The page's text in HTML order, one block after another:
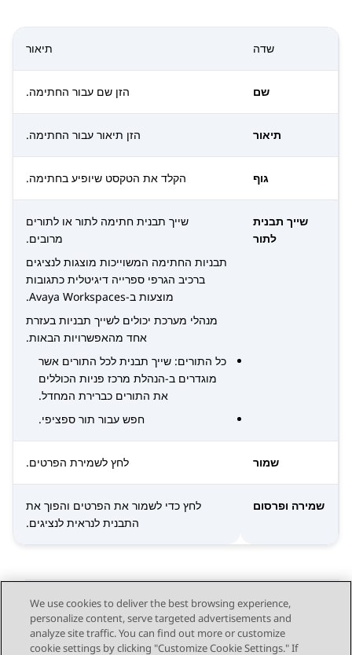
שדה תיאור
שם הזן שם עבור החתימה.
תיאור הזן תיאור עבור החתימה.
גוף הקלד את הטקסט שיופיע בחתימה.
שייך תבנית
לתור
שייך תבנית חתימה לתור או לתורים
מרובים.
תבניות החתימה המשוייכות מוצגות לנציגים
ברכיב הגרפי ספרייה דיגיטלית כתגובות
מוצעות ב-Avaya Workspaces
.
מנהלי מערכת יכולים לשייך תבניות בעזרת
אחד מהאפשרויות הבאות.
כל התורים: שייך תבנית לכל התורים אשר
מוגדרים ב-הנהלת מרכז פניות הכוללים
את התורים כברירת המחדל.
חפש עבור תור ספציפי.
שמור לחץ לשמירת הפרטים.
שמירה ופרסום
לחץ כדי לשמור את הפרטים והפוך את
התבנית לנראית לנציגים.
Send Feedback
We use cookies to deliver the best browsing experience,
personalize content, serve targeted advertisements and
analyze site traffic. You can find out more or customize
cookie settings by clicking "Customize Cookie Settings." If